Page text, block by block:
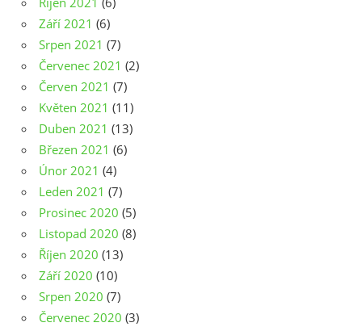
Září 2021 (6)
Srpen 2021 (7)
Červenec 2021 (2)
Červen 2021 (7)
Květen 2021 (11)
Duben 2021 (13)
Březen 2021 (6)
Únor 2021 (4)
Leden 2021 (7)
Prosinec 2020 (5)
Listopad 2020 (8)
Říjen 2020 (13)
Září 2020 (10)
Srpen 2020 (7)
Červenec 2020 (3)